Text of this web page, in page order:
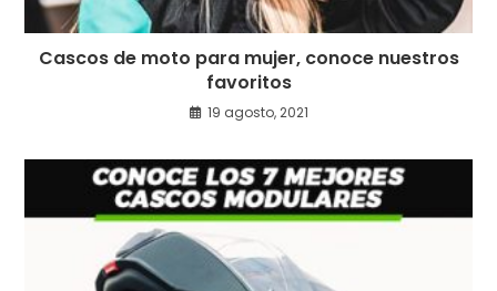
Cascos de moto para mujer, conoce nuestros
favoritos
19 agosto, 2021